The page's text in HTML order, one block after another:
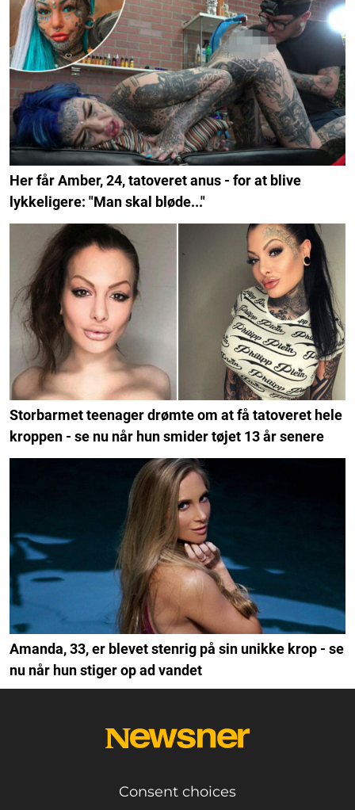
Her får Amber, 24, tatoveret anus - for at blive
lykkeligere: "Man skal bløde..."
Storbarmet teenager drømte om at få tatoveret hele
kroppen - se nu når hun smider tøjet 13 år senere
Amanda, 33, er blevet stenrig på sin unikke krop - se
nu når hun stiger op ad vandet
Consent choices